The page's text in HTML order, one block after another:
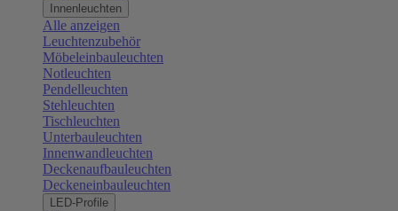
Innenleuchten
Alle anzeigen
Leuchtenzubehör
Möbeleinbauleuchten
Notleuchten
Pendelleuchten
Stehleuchten
Tischleuchten
Unterbauleuchten
Innenwandleuchten
Deckenaufbauleuchten
Deckeneinbauleuchten
LED-Profile